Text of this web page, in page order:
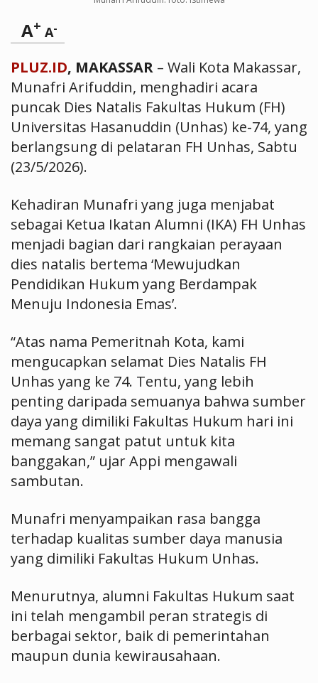
A+ A-
PLUZ.ID, MAKASSAR – Wali Kota Makassar,
Munafri Arifuddin, menghadiri acara
puncak Dies Natalis Fakultas Hukum (FH)
Universitas Hasanuddin (Unhas) ke-74, yang
berlangsung di pelataran FH Unhas, Sabtu
(23/5/2026).
Kehadiran Munafri yang juga menjabat
sebagai Ketua Ikatan Alumni (IKA) FH Unhas
menjadi bagian dari rangkaian perayaan
dies natalis bertema ‘Mewujudkan
Pendidikan Hukum yang Berdampak
Menuju Indonesia Emas’.
“Atas nama Pemeritnah Kota, kami
mengucapkan selamat Dies Natalis FH
Unhas yang ke 74. Tentu, yang lebih
penting daripada semuanya bahwa sumber
daya yang dimiliki Fakultas Hukum hari ini
memang sangat patut untuk kita
banggakan,” ujar Appi mengawali
sambutan.
Munafri menyampaikan rasa bangga
terhadap kualitas sumber daya manusia
yang dimiliki Fakultas Hukum Unhas.
Menurutnya, alumni Fakultas Hukum saat
ini telah mengambil peran strategis di
berbagai sektor, baik di pemerintahan
maupun dunia kewirausahaan.